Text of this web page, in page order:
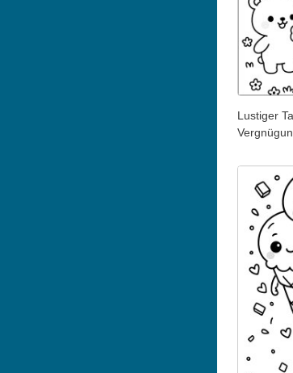
Lustiger